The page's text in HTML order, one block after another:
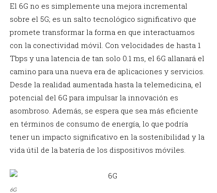
El 6G no es simplemente una mejora incremental
sobre el 5G; es un salto tecnológico significativo que
promete transformar la forma en que interactuamos
con la conectividad móvil. Con velocidades de hasta 1
Tbps y una latencia de tan solo 0.1 ms, el 6G allanará el
camino para una nueva era de aplicaciones y servicios.
Desde la realidad aumentada hasta la telemedicina, el
potencial del 6G para impulsar la innovación es
asombroso. Además, se espera que sea más eficiente
en términos de consumo de energía, lo que podría
tener un impacto significativo en la sostenibilidad y la
vida útil de la batería de los dispositivos móviles.
6G